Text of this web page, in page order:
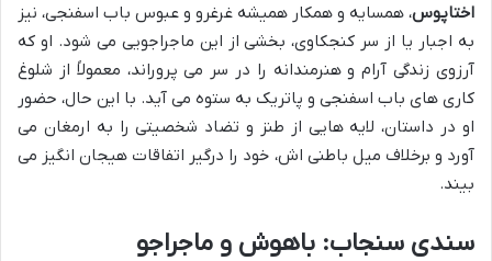
اختاپوس، همسایه و همکار همیشه غرغرو و عبوس باب اسفنجی، نیز
به اجبار یا از سر کنجکاوی، بخشی از این ماجراجویی می شود. او که
آرزوی زندگی آرام و هنرمندانه را در سر می پروراند، معمولاً از شلوغ
کاری های باب اسفنجی و پاتریک به ستوه می آید. با این حال، حضور
او در داستان، لایه هایی از طنز و تضاد شخصیتی را به ارمغان می
آورد و برخلاف میل باطنی اش، خود را درگیر اتفاقات هیجان انگیز می
بیند.
سندی سنجاب: باهوش و ماجراجو